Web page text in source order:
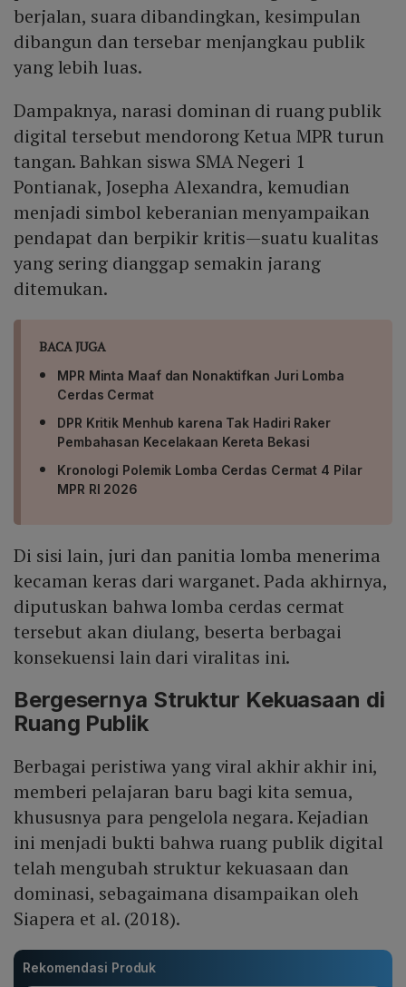
counter‑narrative. Dengan demikian, legitimasi
kebijakan publik dapat dipertahankan dalam ekosistem
informasi yang cepat, tersebar, dan tidak mengenal
batas geografis.
berjalan, suara dibandingkan, kesimpulan
dibangun dan tersebar menjangkau publik
yang lebih luas.
Dampaknya, narasi dominan di ruang publik
digital tersebut mendorong Ketua MPR turun
tangan. Bahkan siswa SMA Negeri 1
Pontianak, Josepha Alexandra, kemudian
menjadi simbol keberanian menyampaikan
pendapat dan berpikir kritis—suatu kualitas
yang sering dianggap semakin jarang
ditemukan.
BACA JUGA
MPR Minta Maaf dan Nonaktifkan Juri Lomba
Cerdas Cermat
DPR Kritik Menhub karena Tak Hadiri Raker
Pembahasan Kecelakaan Kereta Bekasi
Kronologi Polemik Lomba Cerdas Cermat 4 Pilar
MPR RI 2026
Di sisi lain, juri dan panitia lomba menerima
kecaman keras dari warganet. Pada akhirnya,
diputuskan bahwa lomba cerdas cermat
tersebut akan diulang, beserta berbagai
konsekuensi lain dari viralitas ini.
Bergesernya Struktur Kekuasaan di
Ruang Publik
Berbagai peristiwa yang viral akhir akhir ini,
memberi pelajaran baru bagi kita semua,
khususnya para pengelola negara. Kejadian
ini menjadi bukti bahwa ruang publik digital
telah mengubah struktur kekuasaan dan
dominasi, sebagaimana disampaikan oleh
Siapera et al. (2018).
Rekomendasi Produk